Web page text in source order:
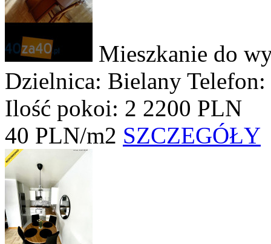
Mieszkanie do
Dzielnica: Bielany
Ilość pokoi: 2 2200 PLN
40 PLN/m2 SZCZEGÓŁY